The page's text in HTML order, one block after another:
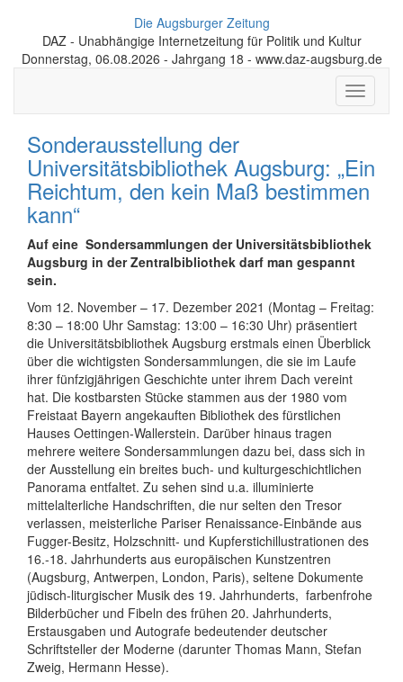
Die Augsburger Zeitung
DAZ - Unabhängige Internetzeitung für Politik und Kultur
Donnerstag, 06.08.2026 - Jahrgang 18 - www.daz-augsburg.de
Toggle
Sonderausstellung der
Universitätsbibliothek Augsburg: „Ein
Reichtum, den kein Maß bestimmen
kann“
Auf eine Sondersammlungen der Universitätsbibliothek
Augsburg in der Zentralbibliothek darf man gespannt
sein.
Vom 12. November – 17. Dezember 2021 (Montag – Freitag:
8:30 – 18:00 Uhr Samstag: 13:00 – 16:30 Uhr) präsentiert
die Universitätsbibliothek Augsburg erstmals einen Überblick
über die wichtigsten Sondersammlungen, die sie im Laufe
ihrer fünfzigjährigen Geschichte unter ihrem Dach vereint
hat. Die kostbarsten Stücke stammen aus der 1980 vom
Freistaat Bayern angekauften Bibliothek des fürstlichen
Hauses Oettingen-Wallerstein. Darüber hinaus tragen
mehrere weitere Sondersammlungen dazu bei, dass sich in
der Ausstellung ein breites buch- und kulturgeschichtlichen
Panorama entfaltet. Zu sehen sind u.a. illuminierte
mittelalterliche Handschriften, die nur selten den Tresor
verlassen, meisterliche Pariser Renaissance-Einbände aus
Fugger-Besitz, Holzschnitt- und Kupferstichillustrationen des
16.-18. Jahrhunderts aus europäischen Kunstzentren
(Augsburg, Antwerpen, London, Paris), seltene Dokumente
jüdisch-liturgischer Musik des 19. Jahrhunderts, farbenfrohe
Bilderbücher und Fibeln des frühen 20. Jahrhunderts,
Erstausgaben und Autografe bedeutender deutscher
Schriftsteller der Moderne (darunter Thomas Mann, Stefan
Zweig, Hermann Hesse).